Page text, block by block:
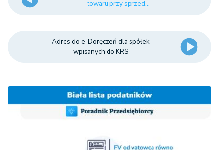
towaru przy sprzed...
Adres do e-Doręczeń dla spółek
wpisanych do KRS